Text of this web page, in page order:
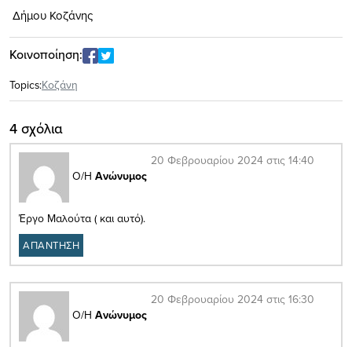
Δήμου Κοζάνης
Κοινοποίηση:
Topics:Κοζάνη
4 σχόλια
Ο/Η Ανώνυμος
20 Φεβρουαρίου 2024 στις 14:40
Έργο Μαλούτα ( και αυτό).
ΑΠΑΝΤΗΣΗ
Ο/Η Ανώνυμος
20 Φεβρουαρίου 2024 στις 16:30